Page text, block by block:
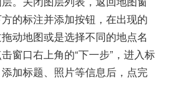
的标注并添加按钮，在出现的
动地图或是选择不同的地点名
窗口右上角的“下一步”，进入标
加标题、照片等信息后，点完